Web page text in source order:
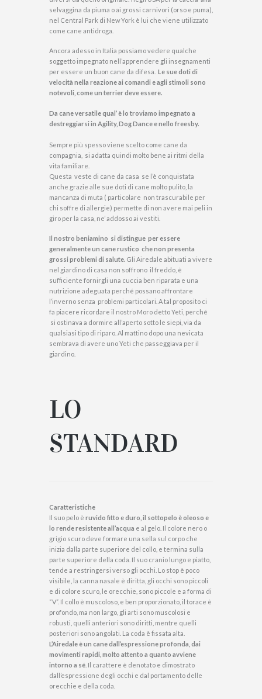
selvaggina da piuma o ai grossi carnivori (orso e puma),
nel Central Park di New York è lui che viene utilizzato
come cane antidroga.
Ancora adesso in Italia possiamo vedere qualche
soggetto impegnato nell’apprendere gli insegnamenti
per essere un buon cane da difesa. Le sue doti di
velocità nella reazione ai comandi e agli stimoli sono
notevoli, come un terrier deve essere.
Da cane versatile qual’ è lo troviamo impegnato a
destreggiarsi in Agility, Dog Dance e nello freesby.
Sempre più spesso viene scelto come cane da
compagnia, si adatta quindi molto bene ai ritmi della
vita familiare.
Questa veste di cane da casa se l’è conquistata
anche grazie alle sue doti di cane molto pulito, la
mancanza di muta ( particolare non trascurabile per
chi soffre di allergie) permette di non avere mai peli in
giro per la casa, ne’ addosso ai vestiti.
Il nostro beniamino si distingue per essere
generalmente un cane rustico che non presenta
grossi problemi di salute. Gli Airedale abituati a vivere
nel giardino di casa non soffrono il freddo, è
sufficiente fornirgli una cuccia ben riparata e una
nutrizione adeguata perché possano affrontare
l’inverno senza problemi particolari. A tal proposito ci
fa piacere ricordare il nostro Moro detto Yeti, perché
si ostinava a dormire all’aperto sotto le siepi, via da
qualsiasi tipo di riparo. Al mattino dopo una nevicata
sembrava di avere uno Yeti che passeggiava per il
giardino.
LO
STANDARD
Caratteristiche
Il suo pelo è ruvido fitto e duro, il sottopelo è oleoso e
lo rende resistente all’acqua e al gelo. Il colore nero o
grigio scuro deve formare una sella sul corpo che
inizia dalla parte superiore del collo, e termina sulla
parte superiore della coda. Il suo cranio lungo e piatto,
tende a restringersi verso gli occhi. Lo stop è poco
visibile, la canna nasale è diritta, gli occhi sono piccoli
e di colore scuro, le orecchie, sono piccole e a forma di
“V”. Il collo è muscoloso, e ben proporzionato, il torace è
profondo, ma non largo, gli arti sono muscolosi e
robusti, quelli anteriori sono diritti, mentre quelli
posteriori sono angolati. La coda è fissata alta.
L’Airedale è un cane dall’espressione profonda, dai
movimenti rapidi, molto attento a quanto avviene
intorno a sé . Il carattere è denotato e dimostrato
dall’espressione degli occhi e dal portamento delle
orecchie e della coda.